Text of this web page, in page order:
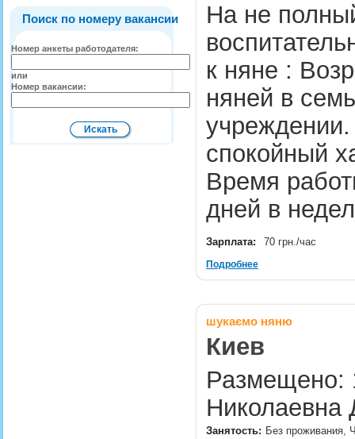
Поиск по номеру вакансии
Номер анкеты работодателя:
или
Номер вакансии:
На не
к няне :
няней в
спокойный
Время
дней в
Зарплата: 70 грн./час
Подробнее
шукаємо няню
Киев
Размещено:
Николаевна
Занятость: Без проживания,